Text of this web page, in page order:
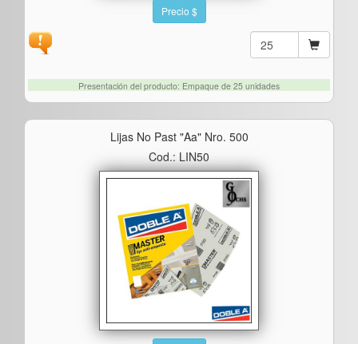
Precio $
Presentación del producto: Empaque de 25 unidades
Lijas No Past "aa" Nro. 500
Cod.: LIN50